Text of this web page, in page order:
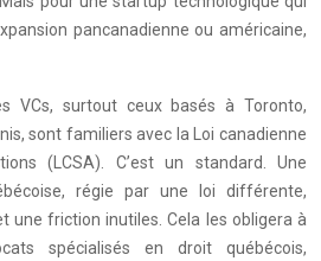
pancanadienne ou américaine,
VCs, surtout ceux basés à Toronto,
sont familiers avec la Loi canadienne
(LCSA). C’est un standard. Une
régie par une loi différente,
une friction inutiles. Cela les obligera à
spécialisés en droit québécois,